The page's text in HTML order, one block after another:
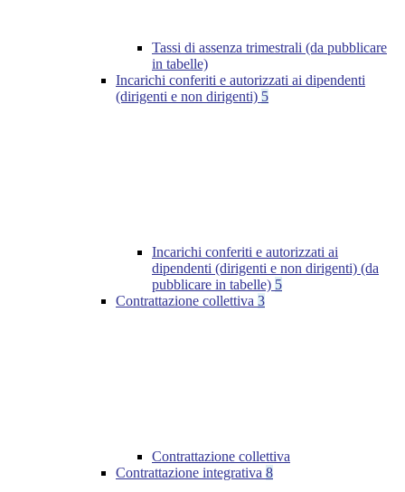
Tassi di assenza trimestrali (da pubblicare
in tabelle)
Incarichi conferiti e autorizzati ai dipendenti
(dirigenti e non dirigenti) 5
Incarichi conferiti e autorizzati ai
dipendenti (dirigenti e non dirigenti) (da
pubblicare in tabelle) 5
Contrattazione collettiva 3
Contrattazione collettiva
Contrattazione integrativa 8